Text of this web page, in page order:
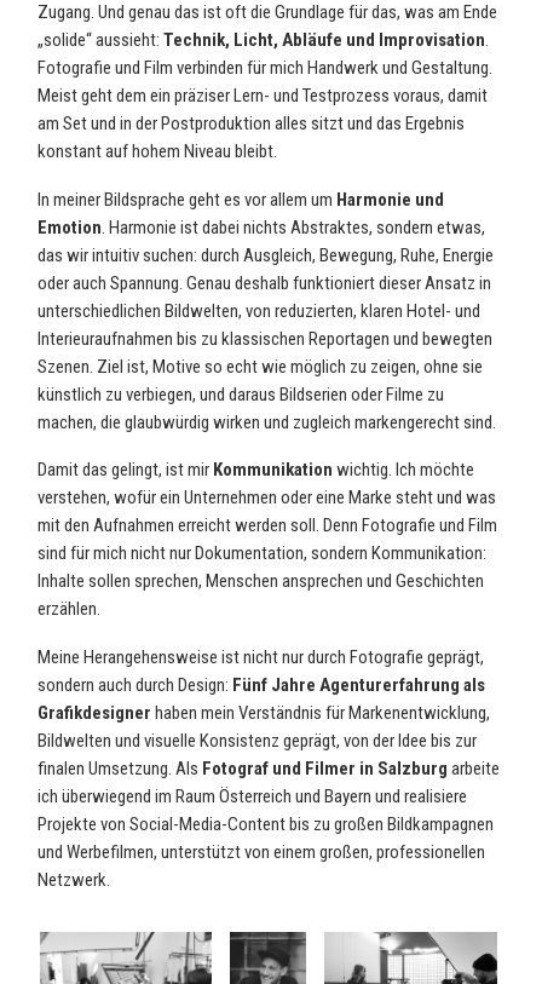
Zugang. Und genau das ist oft die Grundlage für das, was am Ende
„solide“ aussieht:Technik, Licht, Abläufe und Improvisation.
Fotografie und Film verbinden für mich Handwerk und Gestaltung.
Meist geht dem ein präziser Lern- und Testprozess voraus, damit
am Set und in der Postproduktion alles sitzt und das Ergebnis
konstant auf hohem Niveau bleibt.
In meiner Bildsprache geht es vor allem um Harmonie und
Emotion . Harmonie ist dabei nichts Abstraktes, sondern etwas,
das wir intuitiv suchen: durch Ausgleich, Bewegung, Ruhe, Energie
oder auch Spannung. Genau deshalb funktioniert dieser Ansatz in
unterschiedlichen Bildwelten, von reduzierten, klaren Hotel- und
Interieuraufnahmen bis zu klassischen Reportagen und bewegten
Szenen. Ziel ist, Motive so echt wie möglich zu zeigen, ohne sie
künstlich zu verbiegen, und daraus Bildserien oder Filme zu
machen, die glaubwürdig wirken und zugleich markengerecht sind.
Damit das gelingt, ist mir Kommunikation wichtig. Ich möchte
verstehen, wofür ein Unternehmen oder eine Marke steht und was
mit den Aufnahmen erreicht werden soll. Denn Fotografie und Film
sind für mich nicht nur Dokumentation, sondern Kommunikation:
Inhalte sollen sprechen, Menschen ansprechen und Geschichten
erzählen.
Meine Herangehensweise ist nicht nur durch Fotografie geprägt,
sondern auch durch Design: Fünf Jahre Agenturerfahrung als
Grafikdesigner haben mein Verständnis für Markenentwicklung,
Bildwelten und visuelle Konsistenz geprägt, von der Idee bis zur
finalen Umsetzung. Als Fotograf und Filmer in Salzburg arbeite
ich überwiegend im Raum Österreich und Bayern und realisiere
Projekte von Social-Media-Content bis zu großen Bildkampagnen
und Werbefilmen, unterstützt von einem großen, professionellen
Netzwerk.